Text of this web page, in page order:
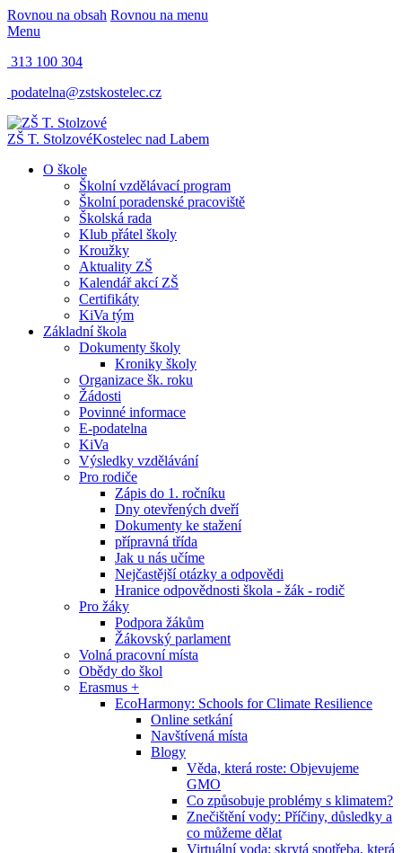
Rovnou na obsah Rovnou na menu
Menu
313 100 304
podatelna@zstskostelec.cz
ZŠ T. StolzovéKostelec nad Labem
O škole
Školní vzdělávací program
Školní poradenské pracoviště
Školská rada
Klub přátel školy
Kroužky
Aktuality ZŠ
Kalendář akcí ZŠ
Certifikáty
KiVa tým
Základní škola
Dokumenty školy
Kroniky školy
Organizace šk. roku
Žádosti
Povinné informace
E-podatelna
KiVa
Výsledky vzdělávání
Pro rodiče
Zápis do 1. ročníku
Dny otevřených dveří
Dokumenty ke stažení
přípravná třída
Jak u nás učíme
Nejčastější otázky a odpovědi
Hranice odpovědnosti škola - žák - rodič
Pro žáky
Podpora žákům
Žákovský parlament
Volná pracovní místa
Obědy do škol
Erasmus +
EcoHarmony: Schools for Climate Resilience
Online setkání
Navštívená místa
Blogy
Věda, která roste: Objevujeme
GMO
Co způsobuje problémy s klimatem?
Znečištění vody: Příčiny, důsledky a
co můžeme dělat
Virtuální voda: skrytá spotřeba, která